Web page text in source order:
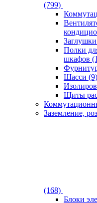
(799)
Заглушки
Полки
шкафов
Шасси (9)
Щиты
Заземление,
(168)
Блоки